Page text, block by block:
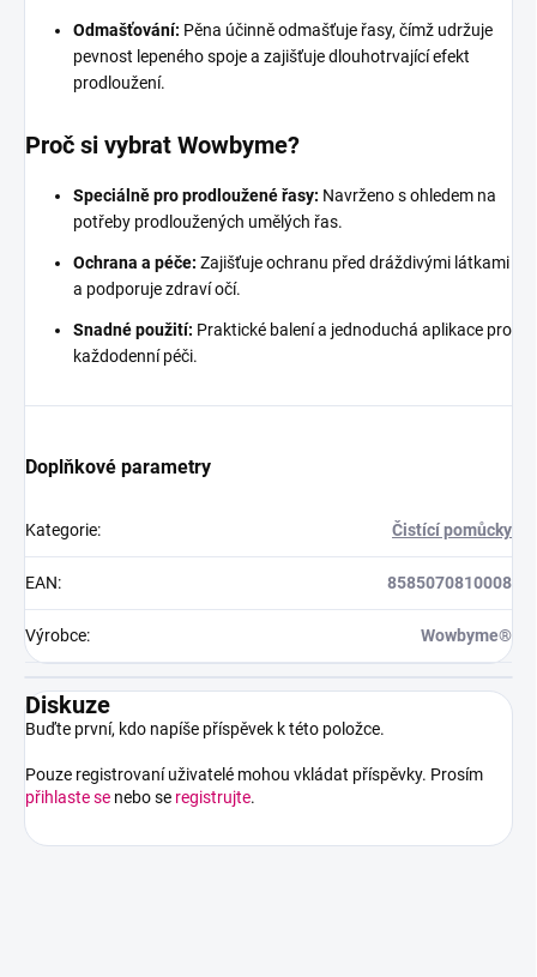
Odmašťování: Pěna účinně odmašťuje řasy, čímž udržuje
pevnost lepeného spoje a zajišťuje dlouhotrvající efekt
prodloužení.
Proč si vybrat Wowbyme?
Speciálně pro prodloužené řasy: Navrženo s ohledem na
potřeby prodloužených umělých řas.
Ochrana a péče: Zajišťuje ochranu před dráždivými látkami
a podporuje zdraví očí.
Snadné použití: Praktické balení a jednoduchá aplikace pro
každodenní péči.
Doplňkové parametry
Kategorie: Čistící pomůcky
EAN: 8585070810008
Výrobce: Wowbyme®
Diskuze
Buďte první, kdo napíše příspěvek k této položce.
Pouze registrovaní uživatelé mohou vkládat příspěvky. Prosím
přihlaste se nebo se registrujte.